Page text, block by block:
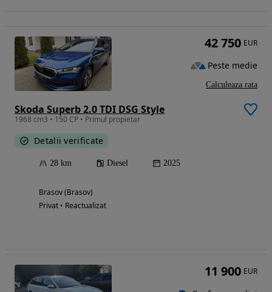
Skoda Superb 2.0 TDI DSG Style
1968 cm3 • 150 CP • Primul propietar
Detalii verificate
28 km Diesel 2025
Brasov (Brasov)
Privat • Reactualizat
42 750 EUR
Peste medie
Calculeaza rata
11 900 EUR